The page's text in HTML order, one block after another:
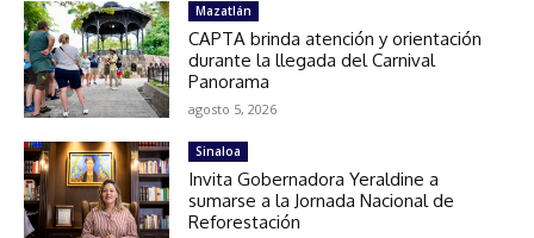
Mazatlán
CAPTA brinda atención y orientación
durante la llegada del Carnival
Panorama
agosto 5, 2026
Sinaloa
Invita Gobernadora Yeraldine a
sumarse a la Jornada Nacional de
Reforestación